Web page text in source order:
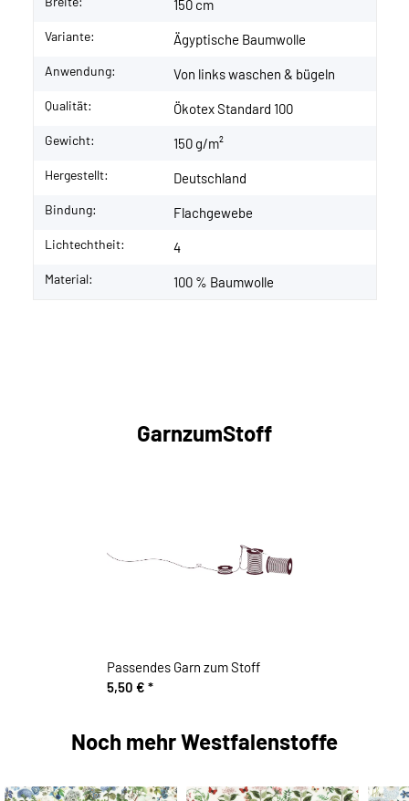
150 cm
Variante: Ägyptische Baumwolle
Anwendung: Von links waschen & bügeln
Qualität: Ökotex Standard 100
Gewicht: 150 g/m²
Hergestellt: Deutschland
Bindung: Flachgewebe
Lichtechtheit: 4
Material: 100 % Baumwolle
GarnzumStoff
Passendes Garn zum Stoff
5,50 € *
Noch mehr Westfalenstoffe